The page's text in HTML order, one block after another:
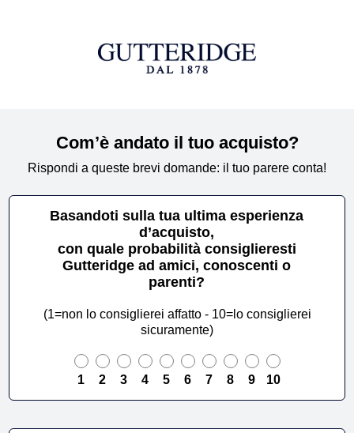
Com’è andato il tuo acquisto?
Rispondi a queste brevi domande: il tuo parere conta!
Basandoti sulla tua ultima esperienza
d’acquisto,
con quale probabilità consiglieresti
Gutteridge ad amici, conoscenti o
parenti?
(1=non lo consiglierei affatto - 10=lo consiglierei
sicuramente)
1 2 3 4 5 6 7 8 9 10